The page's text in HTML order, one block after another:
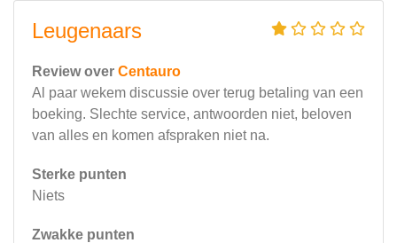
Leugenaars
Review over Centauro
Al paar wekem discussie over terug betaling van een
boeking. Slechte service, antwoorden niet, beloven
van alles en komen afspraken niet na.
Sterke punten
Niets
Zwakke punten